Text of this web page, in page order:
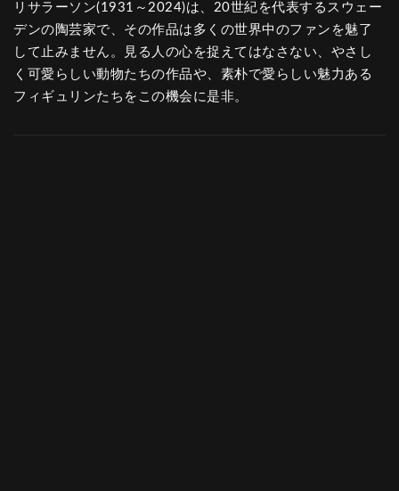
リサラーソン(1931～2024)は、20世紀を代表するスウェー
デンの陶芸家で、その作品は多くの世界中のファンを魅了
して止みません。見る人の心を捉えてはなさない、やさし
く可愛らしい動物たちの作品や、素朴で愛らしい魅力ある
フィギュリンたちをこの機会に是非。